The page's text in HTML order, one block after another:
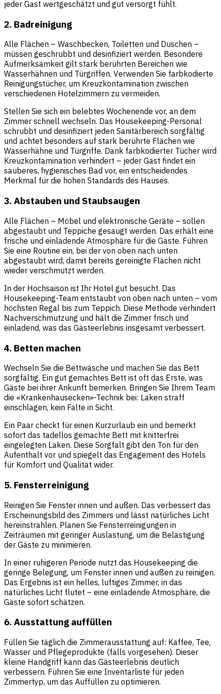
jeder Gast wertgeschätzt und gut versorgt fühlt.
2. Badreinigung
Alle Flächen – Waschbecken, Toiletten und Duschen –
müssen geschrubbt und desinfiziert werden. Besondere
Aufmerksamkeit gilt stark berührten Bereichen wie
Wasserhähnen und Türgriffen. Verwenden Sie farbkodierte
Reinigungstücher, um Kreuzkontamination zwischen
verschiedenen Hotelzimmern zu vermeiden.
Stellen Sie sich ein belebtes Wochenende vor, an dem
Zimmer schnell wechseln. Das Housekeeping-Personal
schrubbt und desinfiziert jeden Sanitärbereich sorgfältig
und achtet besonders auf stark berührte Flächen wie
Wasserhähne und Türgriffe. Dank farbkodierter Tücher wird
Kreuzkontamination verhindert – jeder Gast findet ein
sauberes, hygienisches Bad vor, ein entscheidendes
Merkmal für die hohen Standards des Hauses.
3. Abstauben und Staubsaugen
Alle Flächen – Möbel und elektronische Geräte – sollen
abgestaubt und Teppiche gesaugt werden. Das erhält eine
frische und einladende Atmosphäre für die Gäste. Führen
Sie eine Routine ein, bei der von oben nach unten
abgestaubt wird, damit bereits gereinigte Flächen nicht
wieder verschmutzt werden.
In der Hochsaison ist Ihr Hotel gut besucht. Das
Housekeeping-Team entstaubt von oben nach unten – vom
höchsten Regal bis zum Teppich. Diese Methode verhindert
Nachverschmutzung und hält die Zimmer frisch und
einladend, was das Gästeerlebnis insgesamt verbessert.
4. Betten machen
Wechseln Sie die Bettwäsche und machen Sie das Bett
sorgfältig. Ein gut gemachtes Bett ist oft das Erste, was
Gäste bei ihrer Ankunft bemerken. Bringen Sie Ihrem Team
die «Krankenhausecken»-Technik bei: Laken straff
einschlagen, kein Falte in Sicht.
Ein Paar checkt für einen Kurzurlaub ein und bemerkt
sofort das tadellos gemachte Bett mit knitterfrei
eingelegten Laken. Diese Sorgfalt gibt den Ton für den
Aufenthalt vor und spiegelt das Engagement des Hotels
für Komfort und Qualität wider.
5. Fensterreinigung
Reinigen Sie Fenster innen und außen. Das verbessert das
Erscheinungsbild des Zimmers und lässt natürliches Licht
hereinstrahlen. Planen Sie Fensterreinigungen in
Zeiträumen mit geringer Auslastung, um die Belästigung
der Gäste zu minimieren.
In einer ruhigeren Periode nutzt das Housekeeping die
geringe Belegung, um Fenster innen und außen zu reinigen.
Das Ergebnis ist ein helles, luftiges Zimmer, in das
natürliches Licht flutet – eine einladende Atmosphäre, die
Gäste sofort schätzen.
6. Ausstattung auffüllen
Füllen Sie täglich die Zimmerausstattung auf: Kaffee, Tee,
Wasser und Pflegeprodukte (falls vorgesehen). Dieser
kleine Handgriff kann das Gästeerlebnis deutlich
verbessern. Führen Sie eine Inventarliste für jeden
Zimmertyp, um das Auffüllen zu optimieren.